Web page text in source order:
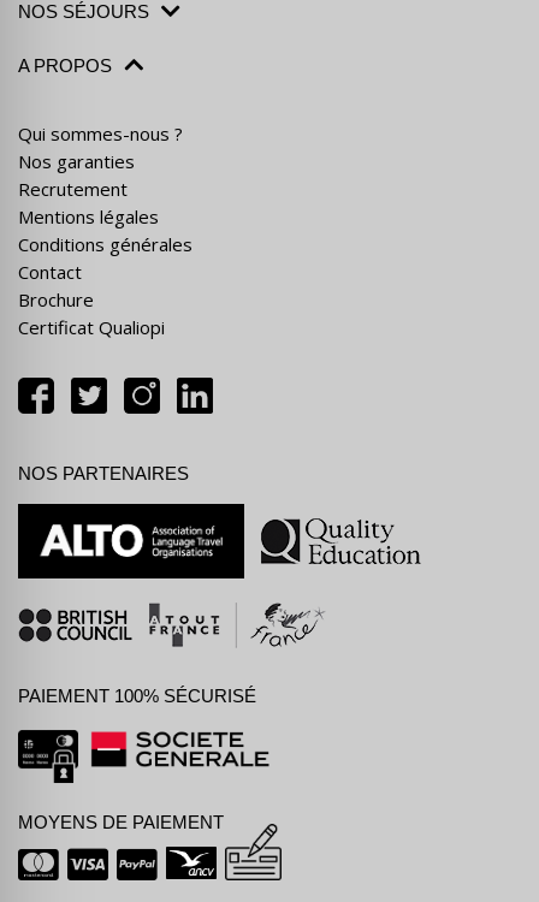
NOS SÉJOURS
A PROPOS
Qui sommes-nous ?
Nos garanties
Recrutement
Mentions légales
Conditions générales
Contact
Brochure
Certificat Qualiopi
NOS PARTENAIRES
PAIEMENT 100% SÉCURISÉ
MOYENS DE PAIEMENT